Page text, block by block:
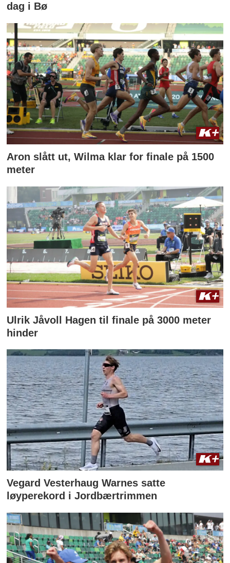
dag i Bø
Aron slått ut, Wilma klar for finale på 1500
meter
Ulrik Jåvoll Hagen til finale på 3000 meter
hinder
Vegard Vesterhaug Warnes satte
løyperekord i Jordbærtrimmen